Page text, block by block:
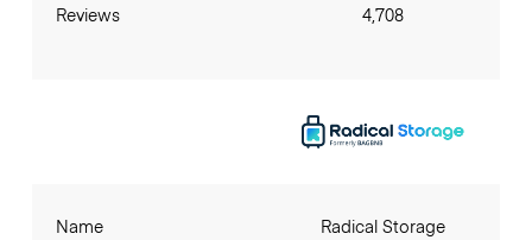
Reviews 4,708
Name Radical Storage